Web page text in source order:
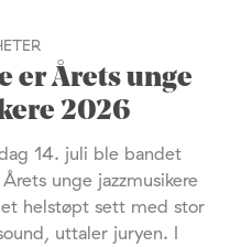
er Årets unge
2026
14. juli ble bandet
unge jazzmusikere
helstøpt sett med stor
uttaler juryen. I